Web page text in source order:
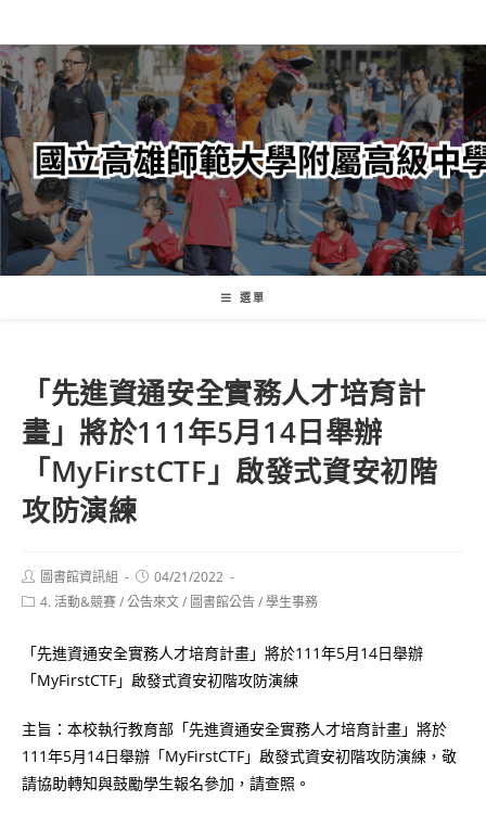
轉
至
主
內
容
選單
「先進資通安全實務人才培育計
畫」將於111年5月14日舉辦
「MyFirstCTF」啟發式資安初階
攻防演練
Post
author:
圖書館資訊組
Post
published:
04/21/2022
Post4. 活動&競賽/公告來文/ 圖書館公告/學生事務
「先進資通安全實務人才培育計畫」將於111年5月14日舉辦
「MyFirstCTF」啟發式資安初階攻防演練
主旨：本校執行教育部「先進資通安全實務人才培育計畫」將於
111年5月14日舉辦「MyFirstCTF」啟發式資安初階攻防演練，敬
請協助轉知與鼓勵學生報名參加，請查照。